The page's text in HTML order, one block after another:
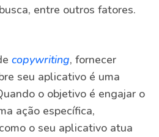
entre outros fatores.
copywriting, fornecer
seu aplicativo é uma
o objetivo é engajar o
ação específica,
o seu aplicativo atua